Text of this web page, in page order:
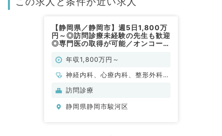
【静岡県／静岡市】週5日1,800万
円～◎訪問診療未経験の先生も歓迎
◎専門医の取得が可能／オンコール
可能な訪問診療のお仕事（内科系・
年収1,800万円～
神経内科、心療内科、整形外科、
形成外科、美容外科、脳神経外
小児外科、泌尿器科、一般内科、
訪問診療
静岡県静岡市駿河区